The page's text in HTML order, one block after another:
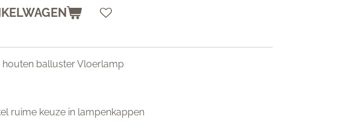
houten balluster Vloerlamp
ruime keuze in lampenkappen